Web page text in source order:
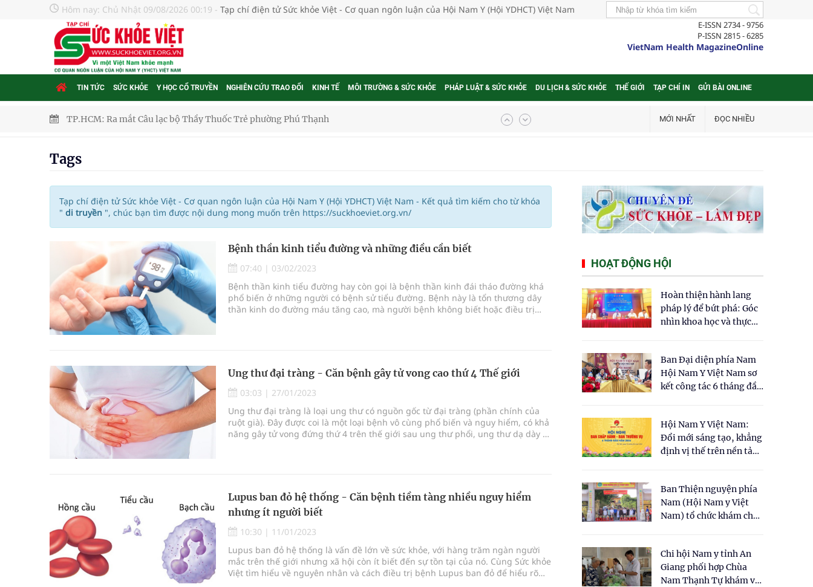
Hôm nay: Chủ Nhật 09/08/2026 00:19 - Tạp chí điện tử Sức khỏe Việt - Cơ quan ngôn luận của Hội Nam Y (Hội YDHCT) Việt Nam
E-ISSN 2734 - 9756
P-ISSN 2815 - 6285
VietNam Health MagazineOnline
TIN TỨC SỨC KHỎE Y HỌC CỔ TRUYỀN NGHIÊN CỨU TRAO ĐỔI KINH TẾ MÔI TRƯỜNG & SỨC KHỎE PHÁP LUẬT & SỨC KHỎE DU LỊCH & SỨC KHỎE THẾ GIỚI TẠP CHÍ IN GỬI BÀI ONLINE
TP.HCM: Ra mắt Câu lạc bộ Thầy Thuốc Trẻ phường Phú Thạnh
Triển khai đồng bộ các giải pháp quản lý chất lượng thuốc
Cách âm nhạc trị liệu được “đo ni đóng giày”
Dự báo thời tiết ngày 08/8/2026: Bắc Bộ nắng nóng, nhiệt độ cao nhất 35 độ
Đắk Lắk: Đẩy nhanh tiến độ khám sức khỏe định kỳ, khám sàng lọc cho người dân
Tổng hợp những cách trị thâm body nách, bẹn, mông cực hiệu quả
Tỷ lệ tật khúc xạ ở trẻ gia tăng: Khuyến nghị của chuyên gia
MỚI NHẤT ĐỌC NHIỀU
Tags
Tạp chí điện tử Sức khỏe Việt - Cơ quan ngôn luận của Hội Nam Y (Hội YDHCT) Việt Nam - Kết quả tìm kiếm cho từ khóa
" di truyền ", chúc bạn tìm được nội dung mong muốn trên https://suckhoeviet.org.vn/
Bệnh thần kinh tiểu đường và những điều cần biết
07:40 | 03/02/2023
Bệnh thần kinh tiểu đường hay còn gọi là bệnh thần kinh đái tháo đường khá
phổ biến ở những người có bệnh sử tiểu đường. Bệnh này là tổn thương dây
thần kinh do đường máu tăng cao, mà người bệnh không biết hoặc điều trị
Ung thư đại tràng - Căn bệnh gây tử vong cao thứ 4 Thế giới
03:03 | 27/01/2023
Ung thư đại tràng là loại ung thư có nguồn gốc từ đại tràng (phần chính của
ruột già). Đây được coi là một loại bệnh vô cùng phổ biến và nguy hiểm, có khả
năng gây tử vong đứng thứ 4 trên thế giới sau ung thư phổi, ung thư dạ dày và
Lupus ban đỏ hệ thống - Căn bệnh tiềm tàng nhiều nguy hiểm
nhưng ít người biết
10:30 | 11/01/2023
Lupus ban đỏ hệ thống là vấn đề lớn về sức khỏe, với hàng trăm ngàn người
mắc trên thế giới nhưng xã hội còn ít biết đến sự tồn tại của nó. Cùng Sức khỏe
Việt tìm hiểu về nguyên nhân và cách điều trị bệnh Lupus ban đỏ để hiểu rõ
HOẠT ĐỘNG HỘI
Hoàn thiện hành lang
pháp lý để bứt phá: Góc
nhìn khoa học và thực
cho Luật Y dược cổ
truyền Việt Nam"
Ban Đại diện phía Nam
Hội Nam Y Việt Nam sơ
kết công tác 6 tháng đầu
Hội Nam Y Việt Nam:
Đổi mới sáng tạo, khẳng
định vị thế trên nền tảng
Ban Thiện nguyện phía
Nam (Hội Nam y Việt
Nam) tổ chức khám chữa
dân tại xã Tân Tập
Chi hội Nam y tỉnh An
Giang phối hợp Chùa
Nam Thạnh Tự khám và